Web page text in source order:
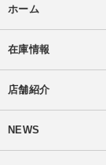
ホーム
在庫情報
店舗紹介
NEWS